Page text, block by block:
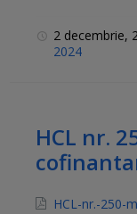
2 decembrie,
2024
HCL nr.
HCL-nr.-250-